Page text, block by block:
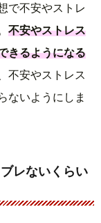
で不安やストレ
不安やストレス
きるようになる
不安やストレス
ないようにしま
レないくらい